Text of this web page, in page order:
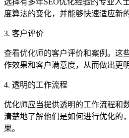
选择有多年SEO优化经验的专业人
度算法的变化，并能够快速适应新
3. 客户评价
查看优化师的客户评价和案例。这
作效果和客户满意度，从而做出更
4. 透明的工作流程
优化师应当提供透明的工作流程和
清楚地了解他们是如何进行优化的
果。